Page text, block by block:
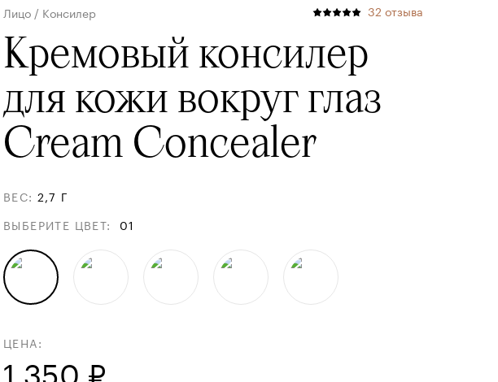
info@kmcosmetics.ru
Лицо / Консилер 32 отзыва
Кремовый консилер
для кожи вокруг глаз
Cream Concealer
ВЕС:2,7 Г
ВЫБЕРИТЕ ЦВЕТ: 01
ЦЕНА:
1 350 ₽